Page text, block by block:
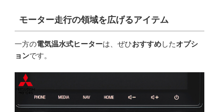
モーター走行の領域を広げるアイテム
一方の電気温水式ヒーターは、ぜひおすすめしたオプシ
ョンです。